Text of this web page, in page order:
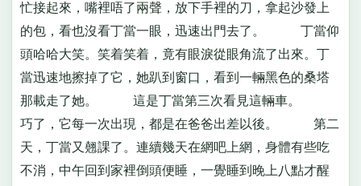
忙接起來，嘴裡唔了兩聲，放下手裡的刀，拿起沙發上
的包，看也沒看丁當一眼，迅速出門去了。 丁當仰
頭哈哈大笑。笑着笑着，竟有眼淚從眼角流了出來。丁
當迅速地擦掉了它，她趴到窗口，看到一輛黑色的桑塔
那載走了她。 這是丁當第三次看見這輛車。
巧了，它每一次出現，都是在爸爸出差以後。 第二
天，丁當又翹課了。連續幾天在網吧上網，身體有些吃
不消，中午回到家裡倒頭便睡，一覺睡到晚上八點才醒